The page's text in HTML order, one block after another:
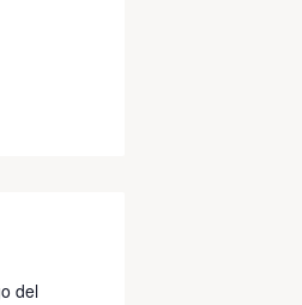
del